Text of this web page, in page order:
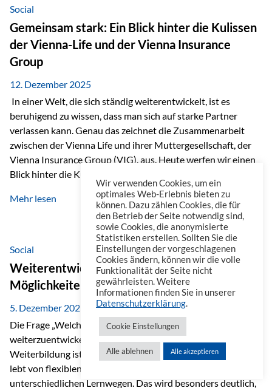
hinzukommen, spielt nicht nur die Rendite eine Rolle. Auch
steuerliche Effekte haben einen erheblichen Einfluss auf…
Social
Gemeinsam stark: Ein Blick hinter die Kulissen
der Vienna-Life und der Vienna Insurance
Group
12. Dezember 2025
In einer Welt, die sich ständig weiterentwickelt, ist es
beruhigend zu wissen, dass man sich auf starke Partner
verlassen kann. Genau das zeichnet die Zusammenarbeit
zwischen der Vienna Life und ihrer Muttergesellschaft, der
Vienna Insurance Group (VIG), aus. Heute werfen wir einen
Blick hinter die Kulissen auf eine Unternehmensgruppe mit
beeindruckender Geschichte, gewachsenem Know-how und
einem stabilen Fundament. Ein starkes Netzwerk in ganz
Europa Die Vienna Insurance Group ist die führende
Versicherungsgruppe in Zentral- und Osteuropa. Mit über
50 Versicherungsgesellschaften in insgesamt 30 Ländern
verbindet sie regionale Stärke mit internationaler
Kompetenz.
Mehr lesen
Social
Weiterentwicklung im Berufsalltag: Welche
Möglichkeiten es gibt
5. Dezember 2025
Die Frage „Welche Möglichkeiten gibt es, sich
weiterzuentwickeln?“ lässt sich heute vielseitig beantworten.
Weiterbildung ist längst kein starrer Prozess mehr, sondern
lebt von flexiblen Formaten, individuellen Bedürfnissen und
unterschiedlichen Lernwegen. Das wird besonders deutlich,
Wir verwenden Cookies, um ein
optimales Web-Erlebnis bieten zu
können. Dazu zählen Cookies, die für
den Betrieb der Seite notwendig sind,
sowie Cookies, die anonymisierte
Statistiken erstellen. Sollten Sie die
Einstellungen der vorgeschlagenen
Cookies ändern, können wir die volle
Funktionalität der Seite nicht
gewährleisten. Weitere
Informationen finden Sie in unserer
Datenschutzerklärung.
Cookie Einstellungen
Alle ablehnen Alle akzeptieren